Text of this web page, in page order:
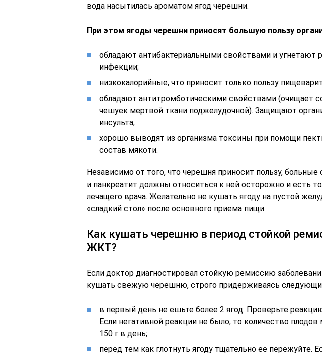
вода насытилась ароматом ягод черешни.
При этом ягоды черешни приносят большую пользу
обладают антибактериальными свойствами и угнетают
инфекции;
низкокалорийные, что приносит только пользу
обладают антитромботическими свойствами (очищает
чешуек мертвой ткани поджелудочной). Защищают
инсульта;
хорошо выводят из организма токсины при помощи
состав мякоти.
Независимо от того, что черешня приносит пользу, больные
и панкреатит должны относиться к ней осторожно и есть
лечащего врача. Желательно не кушать ягоду на пустой
«сладкий стол» после основного приема пищи.
Как кушать черешню в период стойкой
ЖКТ?
Если доктор диагностировал стойкую ремиссию
кушать свежую черешню, строго придерживаясь
в первый день не ешьте более 2 ягод. Проверьте
Если негативной реакции не было, то количество
150 г в день;
перед тем как глотнуть ягоду тщательно ее пережуйте.